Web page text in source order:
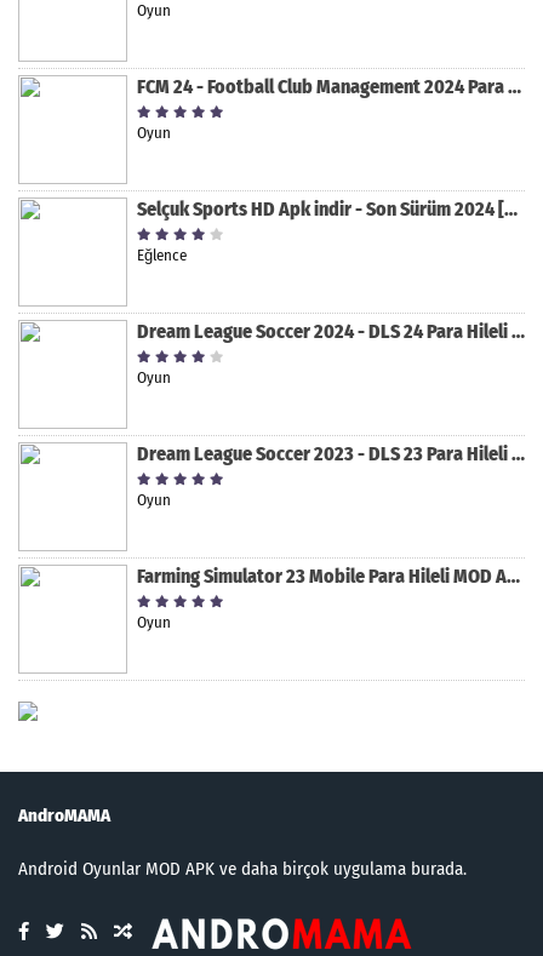
Oyun
FCM 24 - Football Club Management 2024 Para Hileli MOD APK indir [v1.0.4]
Oyun
Selçuk Sports HD Apk indir - Son Sürüm 2024 [2.0.1.9]
Eğlence
Dream League Soccer 2024 - DLS 24 Para Hileli MOD APK indir [v11.050]
Oyun
Dream League Soccer 2023 - DLS 23 Para Hileli MOD APK [v11.020]
Oyun
Farming Simulator 23 Mobile Para Hileli MOD APK indir [v0.0.0.8]
Oyun
AndroMAMA
Android Oyunlar MOD APK ve daha birçok uygulama burada.